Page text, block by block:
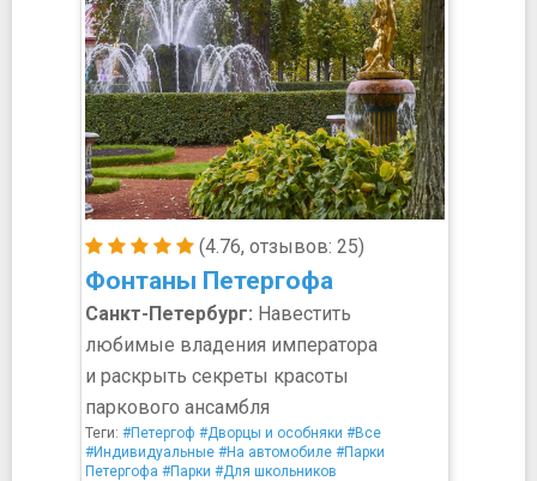
(4.76, отзывов: 25)
Фонтаны Петергофа
Санкт-Петербург: Навестить
любимые владения императора
и раскрыть секреты красоты
паркового ансамбля
Теги: #Петергоф #Дворцы и особняки #Все
#Индивидуальные #На автомобиле #Парки
Петергофа #Парки #Для школьников